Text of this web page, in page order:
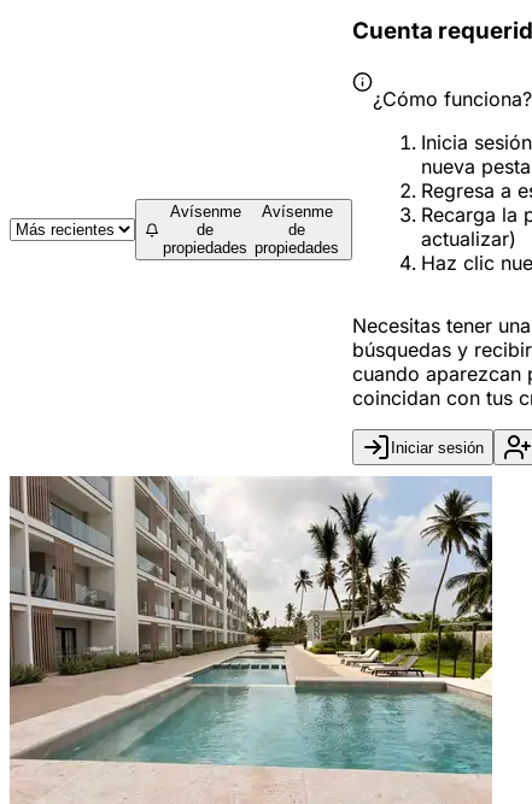
Avísenme
de
propiedades
Avísenme
de
propiedades
Cuenta
¿Cómo funciona?
Inicia
nueva
Regresa a
Recarga la
actualizar)
Haz clic
Necesitas tener
búsquedas y
cuando aparezcan
coincidan con tus
Iniciar sesión